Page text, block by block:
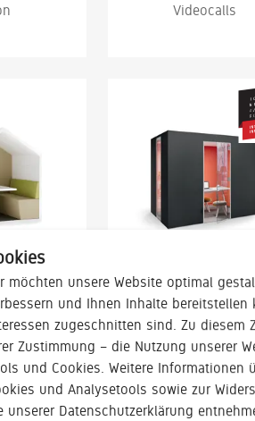
Videocalls
vier
INSIDE.CUBE
Stoffbezogener,
freistehender
Rückzugsraum
möchten unsere Website optimal
und Ihnen Inhalte bereitstellen
zugeschnitten sind. Zu diesem
Zustimmung – die Nutzung unserer
und Cookies. Weitere Informationen
und Analysetools sowie zur
unserer Datenschutzerklärung